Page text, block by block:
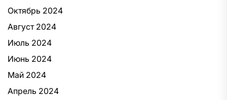
Октябрь 2024
Август 2024
Июль 2024
Июнь 2024
Май 2024
Апрель 2024